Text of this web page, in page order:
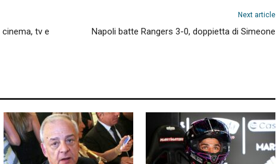
tv e
Next article
Napoli batte Rangers 3-0, doppietta di Simeone